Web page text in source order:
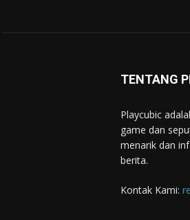
TENTANG
Playcubic
game dan
menarik dan
berita.
Kontak Kami: